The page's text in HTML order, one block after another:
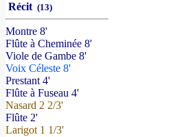
Récit (13)
Montre 8'
Flûte à Cheminée 8'
Viole de Gambe 8'
Voix Céleste 8'
Prestant 4'
Flûte à Fuseau 4'
Nasard 2 2/3'
Flûte 2'
Larigot 1 1/3'